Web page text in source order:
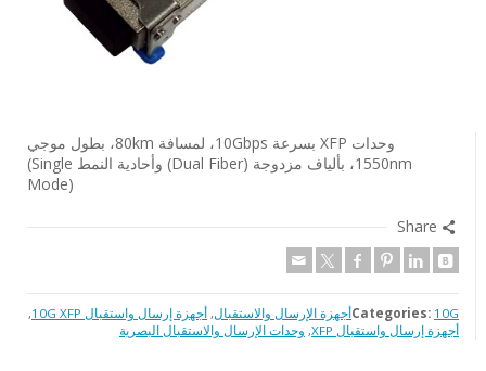
وحدات ‎XFP‎ بسرعة ‎10Gbps‎، لمسافة ‎80km‎، بطول موجي
‎1550nm‎، بألياف مزدوجة ‎(Dual Fiber)‎ وأحادية النمط ‎(Single
Mode)‎
Share
Categories: 10Gأجهزة الإرسال والاستقبال , أجهزة إرسال واستقبال 10G XFP
,
أجهزة إرسال واستقبال XFP
, وحدات الإرسال والاستقبال البصرية